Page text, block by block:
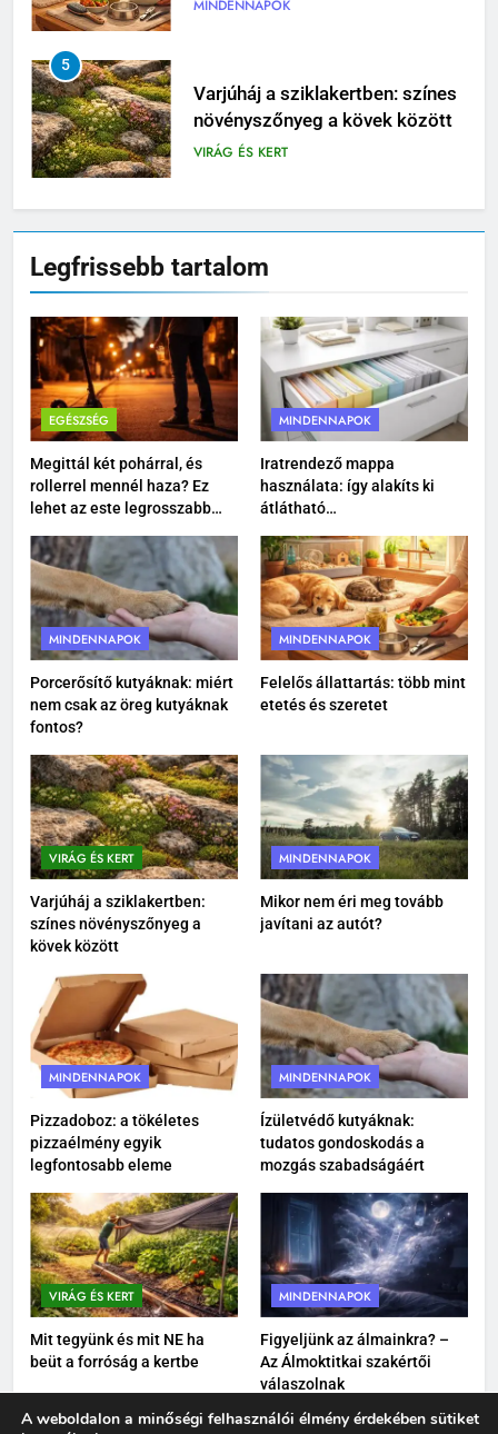
5
Varjúháj a sziklakertben: színes
növényszőnyeg a kövek között
Mikor nem éri meg tovább
javítani az autót?
7
Pizzadoboz: a tökéletes
pizzaélmény egyik legfontosabb
eleme
MINDENNAPOK
8
Ízületvédő kutyáknak: tudatos
gondoskodás a mozgás
szabadságáért
MINDENNAPOK
1
Megittál két pohárral, és
rollerrel mennél haza? Ez lehet
2
Iratrendező mappa használata:
így alakíts ki átlátható
dokumentumkezelést
MINDENNAPOK
3
nem csak az öreg kutyáknak
fontos?
MINDENNAPOK
4
Felelős állattartás: több mint
etetés és szeretet
MINDENNAPOK
5
Varjúháj a sziklakertben: színes
növényszőnyeg a kövek között
VIRÁG ÉS KERT
6
javítani az autót?
Legfrissebb tartalom
EGÉSZSÉG
Megittál két pohárral, és
rollerrel mennél haza? Ez
lehet az este legrosszabb
MINDENNAPOK
Iratrendező mappa
használata: így alakíts ki
átlátható
MINDENNAPOK
Porcerősítő kutyáknak: miért
nem csak az öreg kutyáknak
fontos?
MINDENNAPOK
Felelős állattartás: több mint
etetés és szeretet
VIRÁG ÉS KERT
Varjúháj a sziklakertben:
színes növényszőnyeg a
kövek között
MINDENNAPOK
Mikor nem éri meg tovább
javítani az autót?
MINDENNAPOK
Pizzadoboz: a tökéletes
pizzaélmény egyik
legfontosabb eleme
MINDENNAPOK
Ízületvédő kutyáknak:
tudatos gondoskodás a
mozgás szabadságáért
VIRÁG ÉS KERT
Mit tegyünk és mit NE ha
beüt a forróság a kertbe
MINDENNAPOK
Figyeljünk az álmainkra? –
Az Álmoktitkai szakértői
válaszolnak
A weboldalon a minőségi felhasználói élmény érdekében sütiket